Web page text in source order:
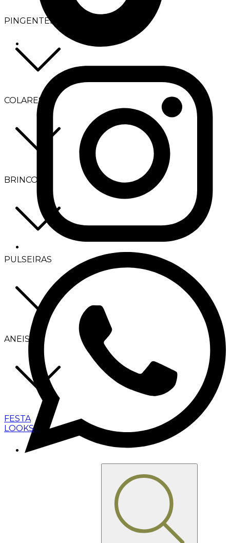
PINGENTES
COLARES
BRINCOS
PULSEIRAS
ANEIS
FESTA
LOOKS